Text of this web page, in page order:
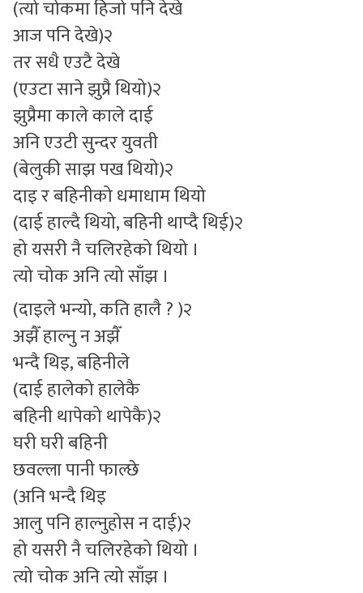
स्वास्थ्य
भिडियो
(त्यो चोकमा हिजो पनि देखे
आज पनि देखे)२
तर सधै एउटै देखे
(एउटा साने झुप्रै थियो)२
झुप्रैमा काले काले दाई
अनि एउटी सुन्दर युवती
(बेलुकी साझ पख थियो)२
दाइ र बहिनीको धमाधाम थियो
(दाई हाल्दै थियो, बहिनी थाप्दै थिई)२
हो यसरी नै चलिरहेको थियो ।
त्यो चोक अनि त्यो साँझ ।
(दाइले भन्यो, कति हालै ? )२
अझैँ हाल्नु न अझैँ
भन्दै थिइ, बहिनीले
(दाई हालेको हालेकै
बहिनी थापेको थापेकै)२
घरी घरी बहिनी
छवल्ला पानी फाल्छे
(अनि भन्दै थिइ
आलु पनि हाल्नुहोस न दाई)२
हो यसरी नै चलिरहेको थियो ।
त्यो चोक अनि त्यो साँझ ।